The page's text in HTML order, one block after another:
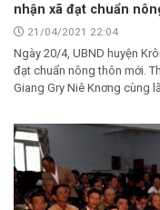
nhận xã đạt chuẩn
21/04/2021 22:04
Ngày 20/4, UBND huyện
đạt chuẩn nông thôn mới.
Giang Gry Niê Knơng cùng